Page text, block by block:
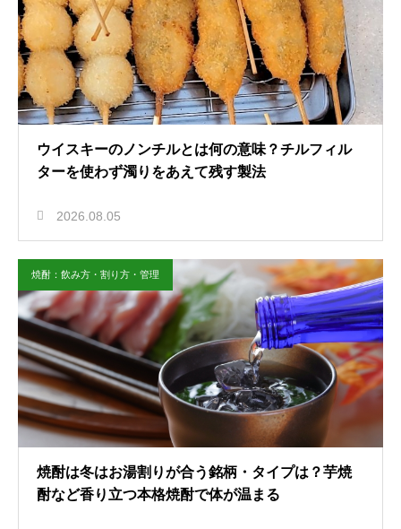
ウイスキーのノンチルとは何の意味？チルフィル
ターを使わず濁りをあえて残す製法
2026.08.05
焼酎：飲み方・割り方・管理
焼酎は冬はお湯割りが合う銘柄・タイプは？芋焼
酎など香り立つ本格焼酎で体が温まる